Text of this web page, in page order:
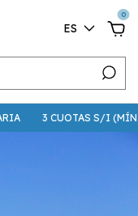
ES
0
3 CUOTAS S/I (MÍN.